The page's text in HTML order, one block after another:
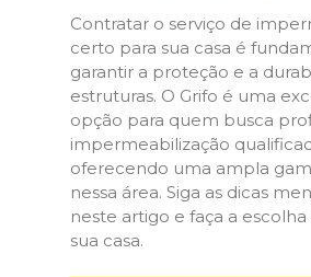
Contratar o serviço de
certo para sua casa é
garantir a proteção e a
estruturas. O Grifo é uma
opção para quem busca
impermeabilização
oferecendo uma ampla
nessa área. Siga as dicas
neste artigo e faça a
sua casa.